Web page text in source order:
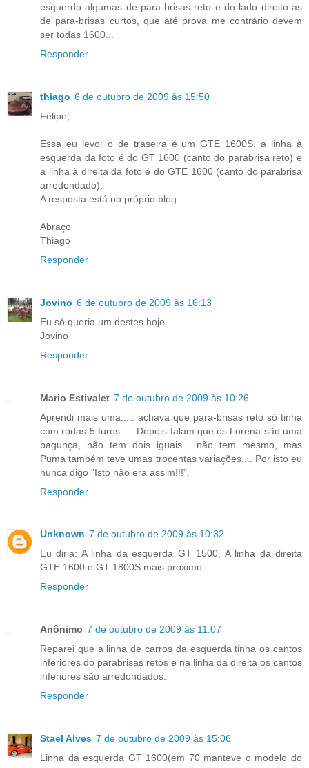
esquerdo algumas de para-brisas reto e do lado direito as
de para-brisas curtos, que até prova me contrário devem
ser todas 1600...
Responder
thiago 6 de outubro de 2009 às 15:50
Felipe,
Essa eu levo: o de traseira é um GTE 1600S, a linha à
esquerda da foto é do GT 1600 (canto do parabrisa reto) e
a linha à direita da foto é do GTE 1600 (canto do parabrisa
arredondado).
A resposta está no próprio blog.
Abraço
Thiago
Responder
Jovino 6 de outubro de 2009 às 16:13
Eu só queria um destes hoje.
Jovino
Responder
Mario Estivalet 7 de outubro de 2009 às 10:26
Aprendi mais uma..... achava que para-brisas reto só tinha
com rodas 5 furos..... Depois falam que os Lorena são uma
bagunça, não tem dois iguais... não tem mesmo, mas
Puma também teve umas trocentas variações.... Por isto eu
nunca digo "Isto não era assim!!!".
Responder
Unknown 7 de outubro de 2009 às 10:32
Eu diria: A linha da esquerda GT 1500, A linha da direita
GTE 1600 e GT 1800S mais proximo.
Responder
Anônimo 7 de outubro de 2009 às 11:07
Reparei que a linha de carros da esquerda tinha os cantos
inferiores do parabrisas retos e na linha da direita os cantos
inferiores são arredondados.
Responder
Stael Alves 7 de outubro de 2009 às 15:06
Linha da esquerda GT 1600(em 70 manteve o modelo do